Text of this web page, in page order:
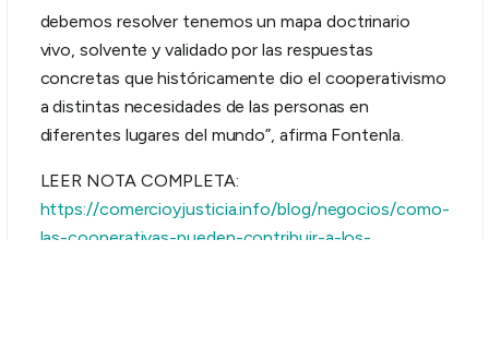
debemos resolver tenemos un mapa doctrinario
vivo, solvente y validado por las respuestas
concretas que históricamente dio el cooperativismo
a distintas necesidades de las personas en
diferentes lugares del mundo”, afirma Fontenla.
LEER NOTA COMPLETA:
https://comercioyjusticia.info/blog/negocios/como-
las-cooperativas-pueden-contribuir-a-los-